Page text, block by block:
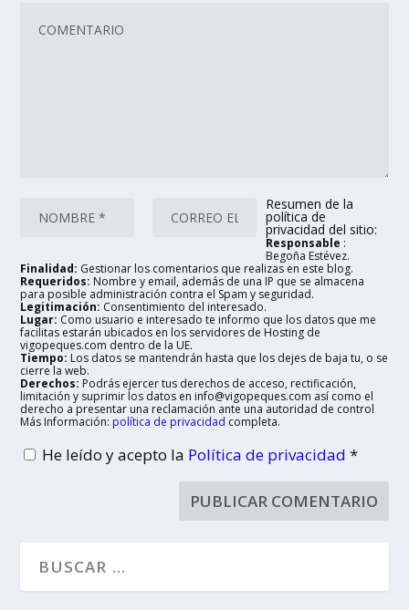
Resumen de la
política de
privacidad del sitio:
Responsable :
Begoña Estévez.
Finalidad: Gestionar los comentarios que realizas en este blog.
Requeridos: Nombre y email, además de una IP que se almacena
para posible administración contra el Spam y seguridad.
Legitimación: Consentimiento del interesado.
Lugar: Como usuario e interesado te informo que los datos que me
facilitas estarán ubicados en los servidores de Hosting de
vigopeques.com dentro de la UE.
Tiempo: Los datos se mantendrán hasta que los dejes de baja tu, o se
cierre la web.
Derechos: Podrás ejercer tus derechos de acceso, rectificación,
limitación y suprimir los datos en info@vigopeques.com así como el
derecho a presentar una reclamación ante una autoridad de control
Más Información: política de privacidad completa.
He leído y acepto la Política de privacidad*